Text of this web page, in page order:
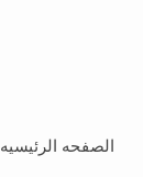
الصفحه الرئيسيه